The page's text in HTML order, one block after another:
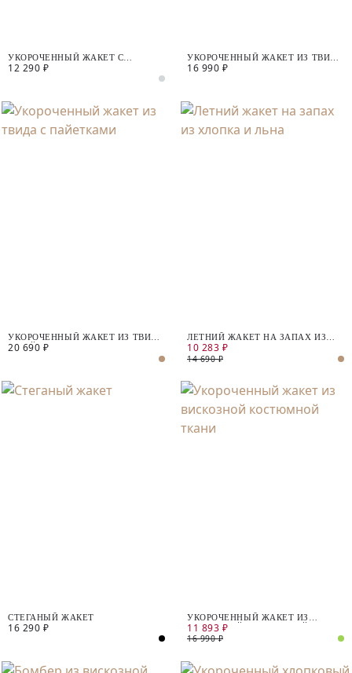
УКОРОЧЕННЫЙ ЖАКЕТ С
ДЕКОРАТИВНЫМИ ПУГОВИЦАМИ
12 290 ₽
УКОРОЧЕННЫЙ ЖАКЕТ ИЗ ТВИДА
С ДОБАВЛЕНИЕМ ЛЮРЕКСА
16 990 ₽
УКОРОЧЕННЫЙ ЖАКЕТ ИЗ ТВИДА
С ПАЙЕТКАМИ
20 690 ₽
ЛЕТНИЙ ЖАКЕТ НА ЗАПАХ ИЗ
ХЛОПКА И ЛЬНА
10 283 ₽
14 690 ₽
СТЕГАНЫЙ ЖАКЕТ
16 290 ₽
УКОРОЧЕННЫЙ ЖАКЕТ ИЗ
ВИСКОЗНОЙ КОСТЮМНОЙ ТКАНИ
11 893 ₽
16 990 ₽